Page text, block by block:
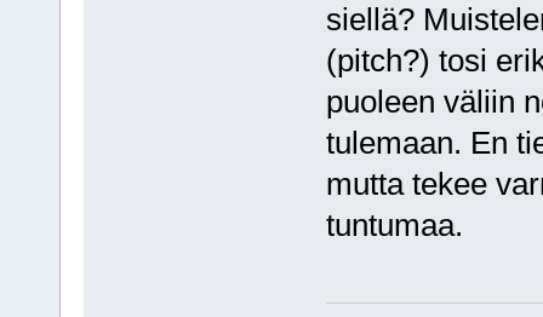
siellä?
(pitch?) tosi
puoleen väliin
tulemaan. En
mutta tekee
tuntumaa.